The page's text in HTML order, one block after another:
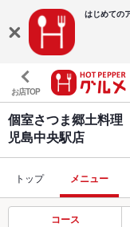
はじめての
お店TOP
個室さつま郷土料
児島中央駅店
トップ メニュー
コース